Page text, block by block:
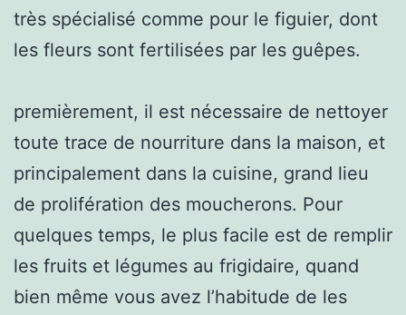
très spécialisé comme pour le figuier, dont
les fleurs sont fertilisées par les guêpes.
premièrement, il est nécessaire de nettoyer
toute trace de nourriture dans la maison, et
principalement dans la cuisine, grand lieu
de prolifération des moucherons. Pour
quelques temps, le plus facile est de remplir
les fruits et légumes au frigidaire, quand
bien même vous avez l’habitude de les